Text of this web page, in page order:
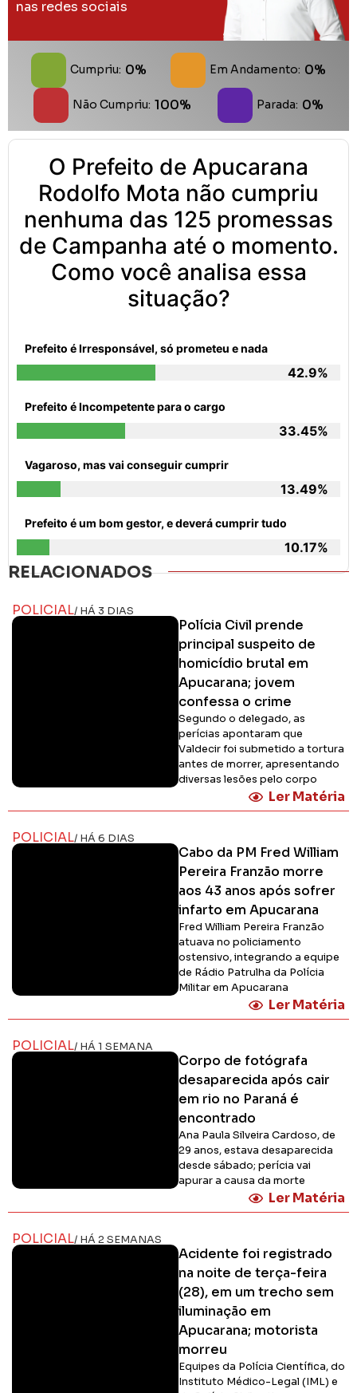
nas redes sociais
Cumpriu: 0% Em Andamento: 0%
Não Cumpriu: 100% Parada: 0%
O Prefeito de Apucarana
Rodolfo Mota não cumpriu
nenhuma das 125 promessas
de Campanha até o momento.
Como você analisa essa
situação?
Prefeito é Irresponsável, só prometeu e nada
42.9%
Prefeito é Incompetente para o cargo
33.45%
Vagaroso, mas vai conseguir cumprir
13.49%
Prefeito é um bom gestor, e deverá cumprir tudo
10.17%
RELACIONADOS
POLICIAL/ HÁ 3 DIAS
Polícia Civil prende
principal suspeito de
homicídio brutal em
Apucarana; jovem
confessa o crime
Segundo o delegado, as
perícias apontaram que
Valdecir foi submetido a tortura
antes de morrer, apresentando
diversas lesões pelo corpo
Ler Matéria
POLICIAL/ HÁ 6 DIAS
Cabo da PM Fred William
Pereira Franzão morre
aos 43 anos após sofrer
infarto em Apucarana
Fred William Pereira Franzão
atuava no policiamento
ostensivo, integrando a equipe
de Rádio Patrulha da Polícia
Militar em Apucarana
Ler Matéria
POLICIAL/ HÁ 1 SEMANA
Corpo de fotógrafa
desaparecida após cair
em rio no Paraná é
encontrado
Ana Paula Silveira Cardoso, de
29 anos, estava desaparecida
desde sábado; perícia vai
apurar a causa da morte
Ler Matéria
POLICIAL/ HÁ 2 SEMANAS
Acidente foi registrado
na noite de terça-feira
(28), em um trecho sem
iluminação em
Apucarana; motorista
morreu
Equipes da Polícia Científica, do
Instituto Médico-Legal (IML) e